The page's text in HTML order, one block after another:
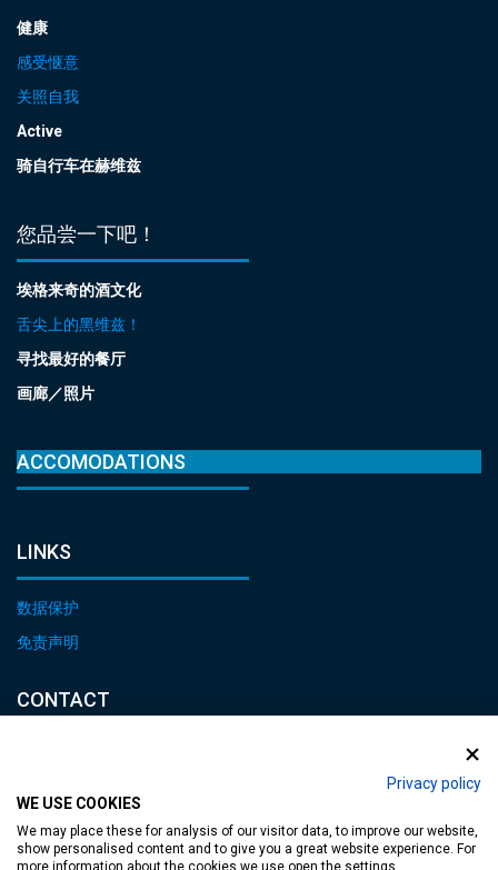
Privacy policy
WE USE COOKIES
We may place these for analysis of our visitor data, to improve our website,
show personalised content and to give you a great website experience. For
more information about the cookies we use open the settings.
健康
感受惬意
关照自我
Active
骑自行车在赫维兹
您品尝一下吧！
埃格来奇的酒文化
舌尖上的黑维兹！
寻找最好的餐厅
画廊／照片
ACCOMODATIONS
LINKS
数据保护
免责声明
CONTACT
Phone:
+36 83 540 131